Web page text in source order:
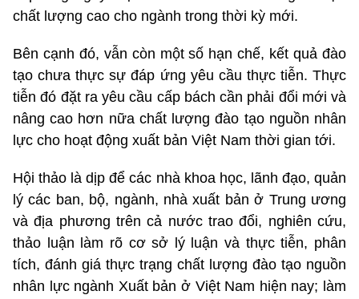
chất lượng cao cho ngành trong thời kỳ mới.
Bên cạnh đó, vẫn còn một số hạn chế, kết quả đào
tạo chưa thực sự đáp ứng yêu cầu thực tiễn. Thực
tiễn đó đặt ra yêu cầu cấp bách cần phải đổi mới và
nâng cao hơn nữa chất lượng đào tạo nguồn nhân
lực cho hoạt động xuất bản Việt Nam thời gian tới.
Hội thảo là dịp để các nhà khoa học, lãnh đạo, quản
lý các ban, bộ, ngành, nhà xuất bản ở Trung ương
và địa phương trên cả nước trao đổi, nghiên cứu,
thảo luận làm rõ cơ sở lý luận và thực tiễn, phân
tích, đánh giá thực trạng chất lượng đào tạo nguồn
nhân lực ngành Xuất bản ở Việt Nam hiện nay; làm